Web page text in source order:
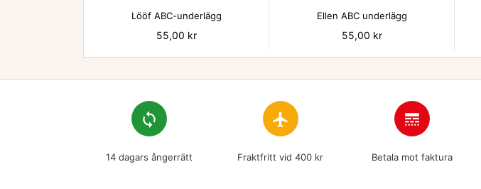

Lööf ABC-underlägg
Pris
55,00 kr

Ellen ABC underlägg
Pris
55,00 kr
loop
14 dagars ångerrätt
flight
Fraktfritt vid 400 kr
line_style
Betala mot faktura